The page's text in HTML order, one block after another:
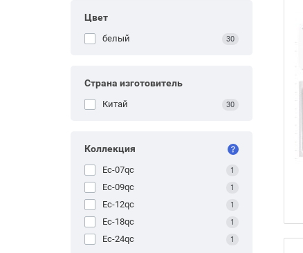
Цвет
белый 30
Страна изготовитель
Китай 30
Коллекция
Ec-07qc 1
Ec-09qc 1
Ec-12qc 1
Ec-18qc 1
Ec-24qc 1